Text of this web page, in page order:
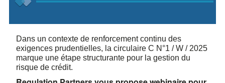
Dans un contexte de renforcement continu des
exigences prudentielles, la circulaire C N°1 / W / 2025
marque une étape structurante pour la gestion du
risque de crédit.